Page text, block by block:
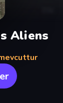
Aliens